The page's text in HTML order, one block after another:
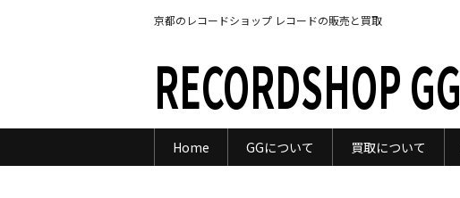
京都のレコードショップ レコードの販売と買取
RECORDSHOP GG
Home GGについて 買取について